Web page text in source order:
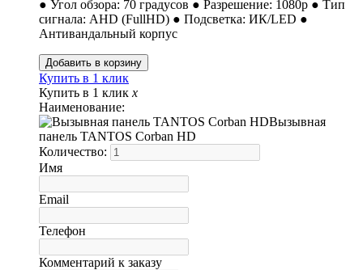
● Угол обзора: 70 градусов ● Разрешение: 1080p ● Тип
сигнала: AHD (FullHD) ● Подсветка: ИК/LED ●
Антивандальный корпус
Купить в 1 клик
Купить в 1 клик x
Наименование:
Вызывная
панель TANTOS Corban HD
Количество:
Имя
Email
Телефон
Комментарий к заказу